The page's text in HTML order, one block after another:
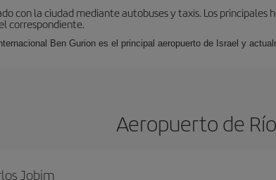
con la ciudad mediante autobuses y taxis. Los
correspondiente.
Ben Gurion es el principal aeropuerto de Israel y
Aeropuerto de
Jobim